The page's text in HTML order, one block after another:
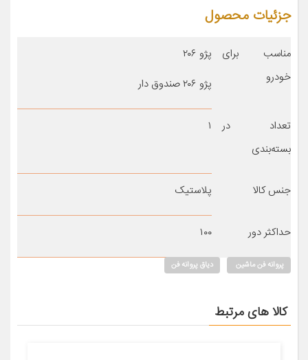
جزئیات محصول
مناسب برای
خودرو
پژو ۲۰۶
پژو ۲۰۶ صندوق دار
تعداد در
بسته‌بندی
۱
جنس کالا پلاستیک
حداکثر دور ۱۰۰
پروانه فن ماشین دیاق پروانه فن
کالا های مرتبط